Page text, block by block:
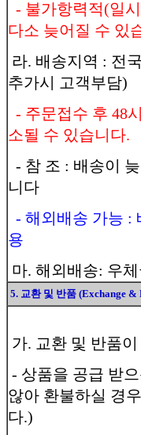
- 불가항력적(일
다소 늦어질 수 있
라. 배송지역 : 전
추가시 고객부담)
- 주문접수 후 48
소될 수 있습니다.
- 참 조 : 배송이
니다
- 해외배송 가능 :
용
마. 해외배송: 우
5. 교환 및 반품 (Exchange &
가. 교환 및 반품
- 상품을 공급 받
않아 환불하실 경
다.)